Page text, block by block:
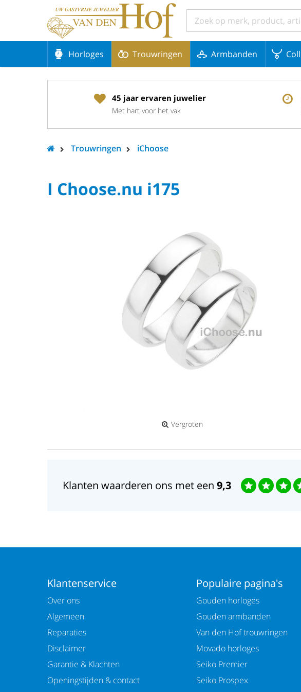
Horloges Trouwringen Armbanden
45 jaar ervaren juwelier
Met hart voor het vak
Trouwringen iChoose
I Choose.nu i175
Vergroten
Klanten waarderen ons met een 9,3
Klantenservice
Over ons
Algemeen
Reparaties
Disclaimer
Garantie & Klachten
Openingstijden & contact
Populaire pagina's
Gouden horloges
Gouden armbanden
Van den Hof trouwringen
Movado horloges
Seiko Premier
Seiko Prospex